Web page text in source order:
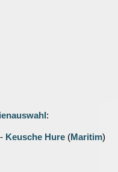
:
- Keusche Hure (Maritim)